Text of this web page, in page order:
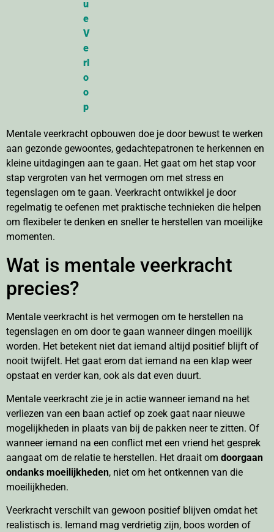
Mentale veerkracht opbouwen doe je door bewust te werken
aan gezonde gewoontes, gedachtepatronen te herkennen en
kleine uitdagingen aan te gaan. Het gaat om het stap voor
stap vergroten van het vermogen om met stress en
tegenslagen om te gaan. Veerkracht ontwikkel je door
regelmatig te oefenen met praktische technieken die helpen
om flexibeler te denken en sneller te herstellen van moeilijke
momenten.
Wat is mentale veerkracht
precies?
Mentale veerkracht is het vermogen om te herstellen na
tegenslagen en om door te gaan wanneer dingen moeilijk
worden. Het betekent niet dat iemand altijd positief blijft of
nooit twijfelt. Het gaat erom dat iemand na een klap weer
opstaat en verder kan, ook als dat even duurt.
Mentale veerkracht zie je in actie wanneer iemand na het
verliezen van een baan actief op zoek gaat naar nieuwe
mogelijkheden in plaats van bij de pakken neer te zitten. Of
wanneer iemand na een conflict met een vriend het gesprek
aangaat om de relatie te herstellen. Het draait om doorgaan
ondanks moeilijkheden, niet om het ontkennen van die
moeilijkheden.
Veerkracht verschilt van gewoon positief blijven omdat het
realistisch is. Iemand mag verdrietig zijn, boos worden of